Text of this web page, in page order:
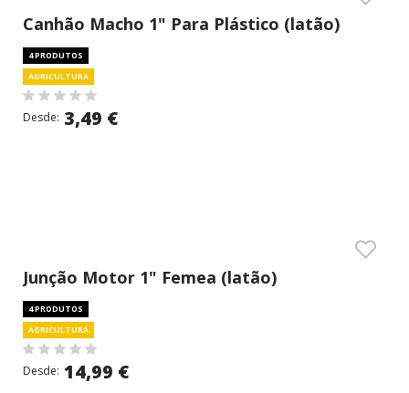
Canhão Macho 1" Para Plástico (latão)
4 PRODUTOS
AGRICULTURA
Desde: 3,49 €
Junção Motor 1" Femea (latão)
4 PRODUTOS
AGRICULTURA
Desde: 14,99 €